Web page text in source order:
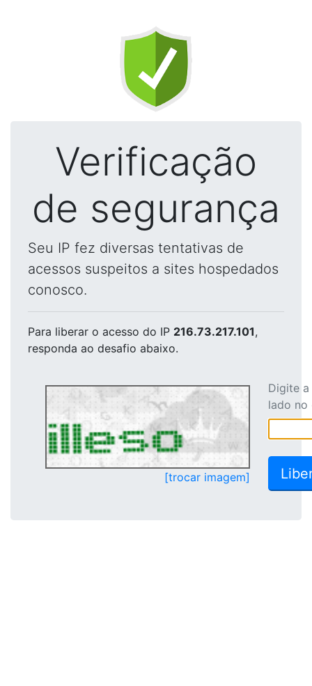
Verificação
de segurança
Seu IP fez diversas tentativas de
acessos suspeitos a sites hospedados
conosco.
Para liberar o acesso do IP 216.73.217.101,
responda ao desafio abaixo.
[trocar imagem]
Digite
lado no